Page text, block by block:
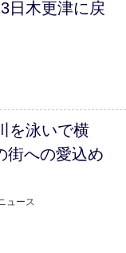
木更津に戻
を泳いで横
への愛込め
ュース